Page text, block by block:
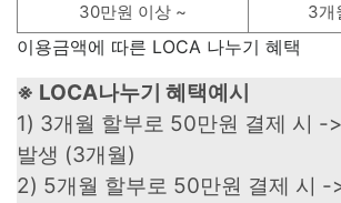
30만원 이상 ~
3개
이용금액에 따른 LOCA 나누기 혜택
※ LOCA나누기 혜택예시
1) 3개월 할부로 50만원 결제 시 -
발생 (3개월)
2) 5개월 할부로 50만원 결제 시 -